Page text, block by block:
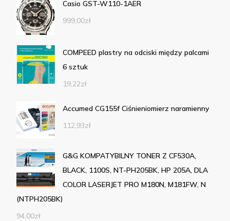
Casio GST-W110-1AER
999,00zł
COMPEED plastry na odciski między palcami
6 sztuk
19,22zł
Accumed CG155f Ciśnieniomierz naramienny
112,93zł
G&G KOMPATYBILNY TONER Z CF530A,
BLACK, 1100S, NT-PH205BK, HP 205A, DLA
COLOR LASERJET PRO M180N, M181FW, N
(NTPH205BK)
94,00zł